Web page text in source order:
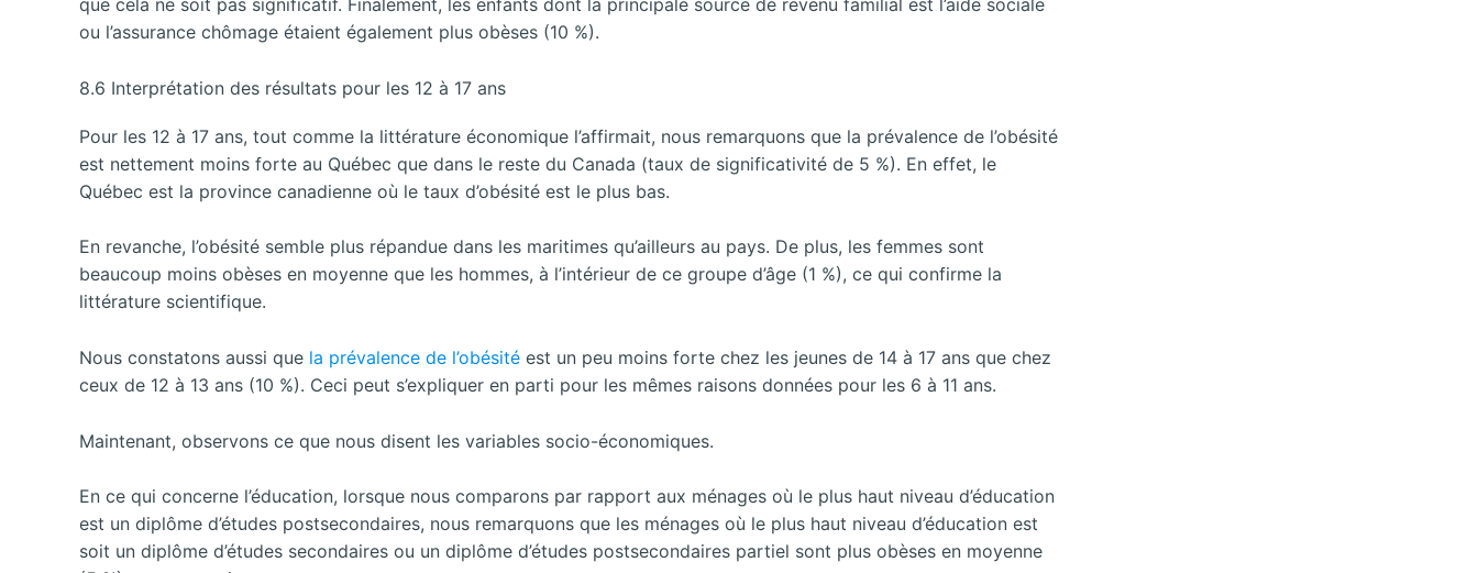
que cela ne soit pas significatif. Finalement, les enfants dont la principale source de revenu familial est l’aide sociale
ou l’assurance chômage étaient également plus obèses (10 %).
8.6 Interprétation des résultats pour les 12 à 17 ans
Pour les 12 à 17 ans, tout comme la littérature économique l’affirmait, nous remarquons que la prévalence de l’obésité
est nettement moins forte au Québec que dans le reste du Canada (taux de significativité de 5 %). En effet, le
Québec est la province canadienne où le taux d’obésité est le plus bas.
En revanche, l’obésité semble plus répandue dans les maritimes qu’ailleurs au pays. De plus, les femmes sont
beaucoup moins obèses en moyenne que les hommes, à l’intérieur de ce groupe d’âge (1 %), ce qui confirme la
littérature scientifique.
Nous constatons aussi que la prévalence de l’obésité est un peu moins forte chez les jeunes de 14 à 17 ans que chez
ceux de 12 à 13 ans (10 %). Ceci peut s’expliquer en parti pour les mêmes raisons données pour les 6 à 11 ans.
Maintenant, observons ce que nous disent les variables socio-économiques.
En ce qui concerne l’éducation, lorsque nous comparons par rapport aux ménages où le plus haut niveau d’éducation
est un diplôme d’études postsecondaires, nous remarquons que les ménages où le plus haut niveau d’éducation est
soit un diplôme d’études secondaires ou un diplôme d’études postsecondaires partiel sont plus obèses en moyenne